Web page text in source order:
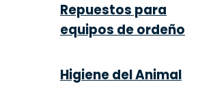
Repuestos para
equipos de ordeño
Higiene del Animal